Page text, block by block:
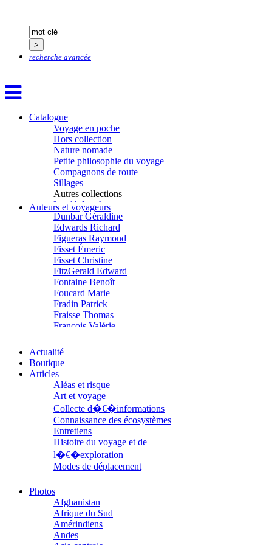
recherche avancée
Catalogue
Voyage en poche
Hors collection
Nature nomade
Petite philosophie du voyage
Compagnons de route
Sillages
Autres collections
La clé des champs
Chemins d’étoiles
Visions
Auteurs et voyageurs
Croiziers de Lacvivier Aurélie
Dash Naraa
Debove Florence
Dectot de Christen Antoine
Delloye Bernard
Delloye Mélanie
Descave Nicolas
Desprez Élise
Desprez Léopoldine
Devouassoux Philippe
Dubois-Tartacap Nicole
Ducret Nicolas
Dugast Stéphane
Dunbar Géraldine
Edwards Richard
Figueras Raymond
Fisset Émeric
Fisset Christine
FitzGerald Edward
Fontaine Benoît
Foucard Marie
Fradin Patrick
Fraisse Thomas
François Valérie
Gana Frédéric
Garcia Antoine
Garde François
Gaullier Tanneguy
Gauthier Yves
Gemme Pierre
Gendre Florence
Georis Stéphane
Gilbert Frédéric
Giry Julien
Goisque Thomas
Grange Florent
Griette Olivier
Guéguéniat Jean-Yves
Guerrier Gérard
Guillemot Agnès
Guillotel Pierre-Antoine
Actualité
Boutique
Articles
Aléas et risque
Art et voyage
Collecte d�€�informations
Connaissance des écosystèmes
Entretiens
Histoire du voyage et de
l�€�exploration
Modes de déplacement
Parcours choisis
Patrimoine
Petite ethnographie
Portraits
Questions de survie
Réflexions
Photos
Afghanistan
Afrique du Sud
Amérindiens
Andes